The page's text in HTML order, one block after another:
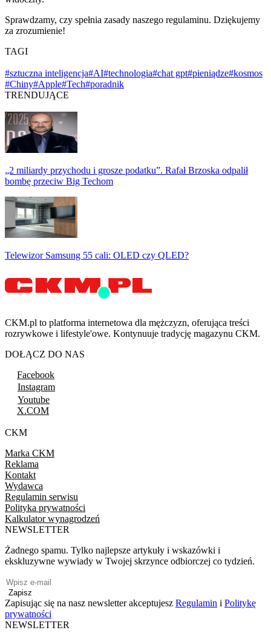
Sprawdzamy, czy spełnia zasady naszego regulaminu. Dziękujemy
za zrozumienie!
TAGI
#sztuczna inteligencja#AI#technologia#chat gpt#pieniądze#kosmos
#Chiny#Apple#Tech#poradnik
TRENDUJĄCE
„2 miliardy przychodu i grosze podatku”. Rafał Brzoska odpalił
bombę przeciw Big Techom
Telewizor Samsung 55 cali: OLED czy QLED?
CKM.pl to platforma internetowa dla mężczyzn, oferująca treści
rozrywkowe i lifestyle'owe. Kontynuuje tradycję magazynu CKM.
DOŁĄCZ DO NAS
Facebook
Instagram
Youtube
X.COM
CKM
Marka CKM
Reklama
Kontakt
Wydawca
Regulamin serwisu
Polityka prywatności
Kalkulator wynagrodzeń
NEWSLETTER
Żadnego spamu. Tylko najlepsze artykuły i wskazówki i
ekskluzywne wywiady w Twojej skrzynce odbiorczej co tydzień.
Zapisz
Zapisując się na nasz newsletter akceptujesz Regulamin i Politykę
prywatności
NEWSLETTER